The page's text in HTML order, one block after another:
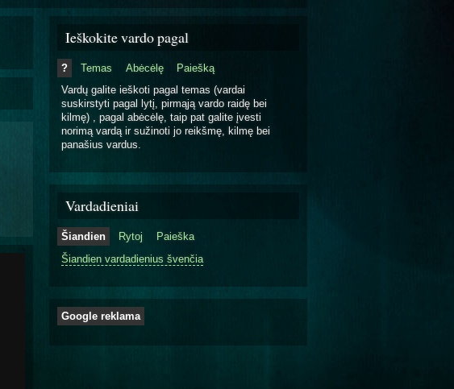
Ieškokite vardo pagal
? Temas Abėcėlę
Paiešką
Vardų galite ieškoti pagal temas (vardai
suskirstyti pagal lytį, pirmąją vardo raidę bei
kilmę) , pagal abėcėlę, taip pat galite įvesti
norimą vardą ir sužinoti jo reikšmę, kilmę bei
panašius vardus.
Vardadieniai
Šiandien Rytoj
Paieška
Šiandien vardadienius švenčia
Google reklama